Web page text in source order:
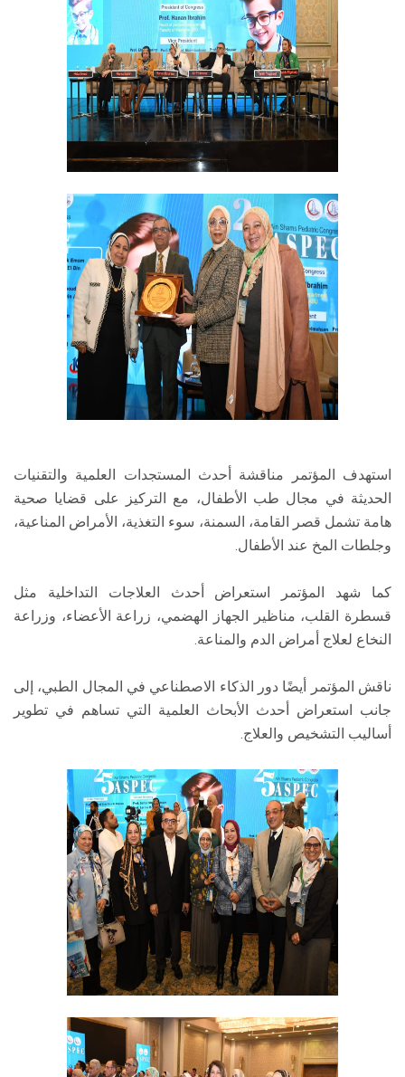
استهدف المؤتمر مناقشة أحدث المستجدات العلمية والتقنيات
الحديثة في مجال طب الأطفال، مع التركيز على قضايا صحية
هامة تشمل قصر القامة، السمنة، سوء التغذية، الأمراض المناعية،
وجلطات المخ عند الأطفال.
كما شهد المؤتمر استعراض أحدث العلاجات التداخلية مثل
قسطرة القلب، مناظير الجهاز الهضمي، زراعة الأعضاء، وزراعة
النخاع لعلاج أمراض الدم والمناعة.
ناقش المؤتمر أيضًا دور الذكاء الاصطناعي في المجال الطبي، إلى
جانب استعراض أحدث الأبحاث العلمية التي تساهم في تطوير
أساليب التشخيص والعلاج.